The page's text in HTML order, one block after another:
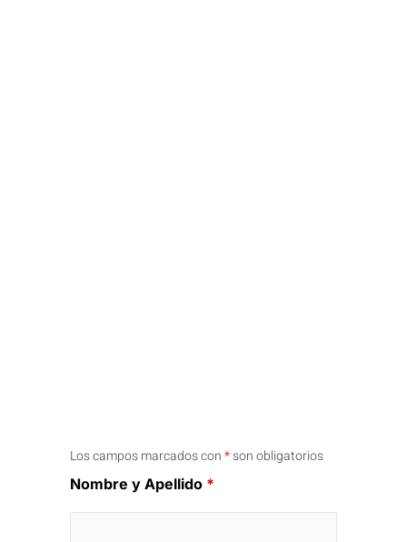
Los campos marcados con*son obligatorios
Nombre y Apellido *